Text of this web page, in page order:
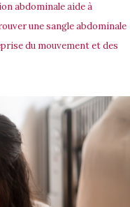
abdominale aide à
une sangle abdominale
du mouvement et des